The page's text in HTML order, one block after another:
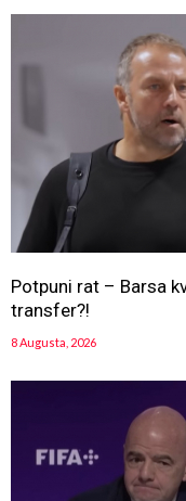
Potpuni rat – Barsa
transfer?!
8 Augusta, 2026